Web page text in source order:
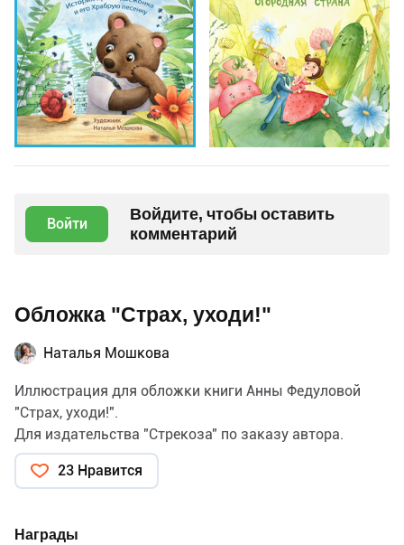
Войти
Войдите, чтобы оставить
комментарий
Обложка "Страх, уходи!"
Наталья Мошкова
Иллюстрация для обложки книги Анны Федуловой
"Страх, уходи!".
Для издательства "Стрекоза" по заказу автора.
23 Нравится
Награды